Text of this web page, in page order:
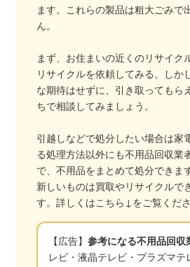
ます。これらの製品は粗大ごみで
ん。
まず、お住まいの近くのリサイク
リサイクルを依頼してみる。しか
な期待はせずに、引き取ってもら
ちで相談してみましょう。
引越しなどで処分したい場合は家
る処理方法以外にも不用品回収業
で、不用品をまとめて処分できま
新しいものは買取やリサイクルで
す。詳しくはこちら↓をご覧くださ
【広告】参考になる不用品回収
レビ・液晶テレビ・プラズマテ